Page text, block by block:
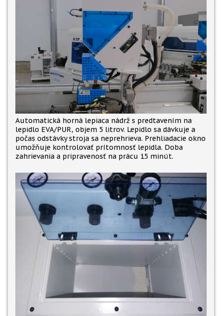
Automatická horná lepiaca nádrž s predtavením na
lepidlo EVA/PUR, objem 5 litrov. Lepidlo sa dávkuje a
počas odstávky stroja sa neprehrieva. Prehliadacie okno
umožňuje kontrolovať prítomnosť lepidla. Doba
zahrievania a pripravenosť na prácu 15 minút.